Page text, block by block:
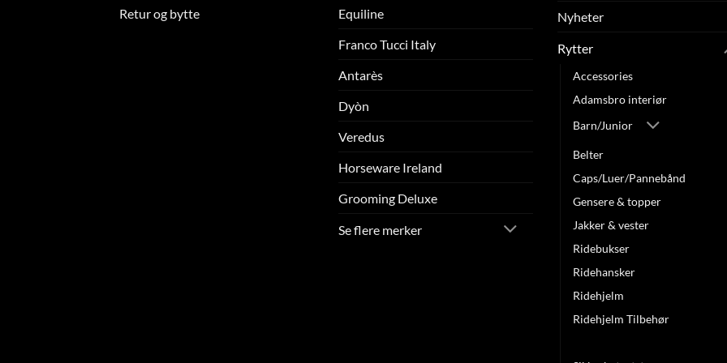
Retur og bytte
Equiline
Franco Tucci Italy
Antarès
Dyòn
Veredus
Horseware Ireland
Grooming Deluxe
Se flere merker
Nyheter
Rytter
Accessories
Adamsbro interiør
Barn/Junior
Belter
Caps/Luer/Pannebånd
Gensere & topper
Jakker & vester
Ridebukser
Ridehansker
Ridehjelm
Ridehjelm Tilbehør